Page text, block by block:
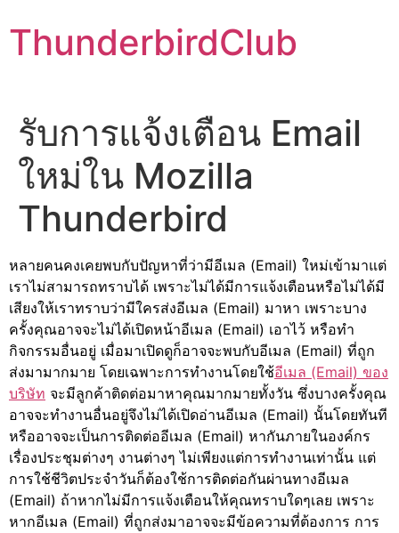
to
content
ThunderbirdClub
รับการแจ้งเตือน Email
ใหม่ใน Mozilla
Thunderbird
หลายคนคงเคยพบกับปัญหาที่ว่ามีอีเมล (Email) ใหม่เข้ามาแต่
เราไม่สามารถทราบได้ เพราะไม่ได้มีการแจ้งเตือนหรือไม่ได้มี
เสียงให้เราทราบว่ามีใครส่งอีเมล (Email) มาหา เพราะบาง
ครั้งคุณอาจจะไม่ได้เปิดหน้าอีเมล (Email) เอาไว้ หรือทำ
กิจกรรมอื่นอยู่ เมื่อมาเปิดดูก็อาจจะพบกับอีเมล (Email) ที่ถูก
ส่งมามากมาย โดยเฉพาะการทำงานโดยใช้อีเมล (Email) ของ
บริษัท จะมีลูกค้าติดต่อมาหาคุณมากมายทั้งวัน ซึ่งบางครั้งคุณ
อาจจะทำงานอื่นอยู่จึงไม่ได้เปิดอ่านอีเมล (Email) นั้นโดยทันที
หรืออาจจะเป็นการติดต่ออีเมล (Email) หากันภายในองค์กร
เรื่องประชุมต่างๆ งานต่างๆ ไม่เพียงแต่การทำงานเท่านั้น แต่
การใช้ชีวิตประจำวันก็ต้องใช้การติดต่อกันผ่านทางอีเมล
(Email) ถ้าหากไม่มีการแจ้งเตือนให้คุณทราบใดๆเลย เพราะ
หากอีเมล (Email) ที่ถูกส่งมาอาจจะมีข้อความที่ต้องการ การ